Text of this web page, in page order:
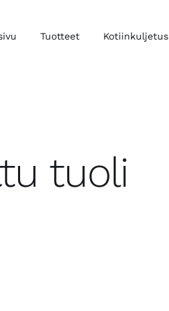
Tuotteet Kotiinkuljetus
tuoli